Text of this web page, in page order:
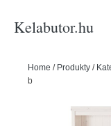
Kelabutor.hu
Home / Produkty /
bútor szett 214x223